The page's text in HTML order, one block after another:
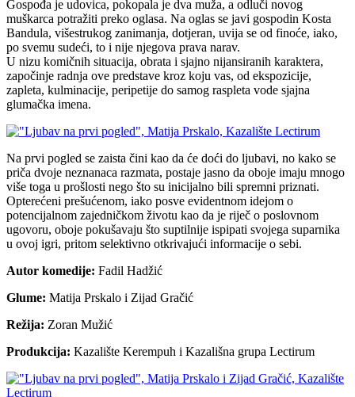
Gospođa je udovica, pokopala je dva muža, a odluči novog
muškarca potražiti preko oglasa. Na oglas se javi gospodin Kosta
Bandula, višestrukog zanimanja, dotjeran, uvija se od finoće, iako,
po svemu sudeći, to i nije njegova prava narav.
U nizu komičnih situacija, obrata i sjajno nijansiranih karaktera,
započinje radnja ove predstave kroz koju vas, od ekspozicije,
zapleta, kulminacije, peripetije do samog raspleta vode sjajna
glumačka imena.
Na prvi pogled se zaista čini kao da će doći do ljubavi, no kako se
priča dvoje neznanaca razmata, postaje jasno da oboje imaju mnogo
više toga u prošlosti nego što su inicijalno bili spremni priznati.
Opterećeni prešućenom, iako posve evidentnom idejom o
potencijalnom zajedničkom životu kao da je riječ o poslovnom
ugovoru, oboje pokušavaju što suptilnije ispipati svojega suparnika
u ovoj igri, pritom selektivno otkrivajući informacije o sebi.
Autor komedije: Fadil Hadžić
Glume: Matija Prskalo i Zijad Gračić
Režija: Zoran Mužić
Produkcija: Kazalište Kerempuh i Kazališna grupa Lectirum